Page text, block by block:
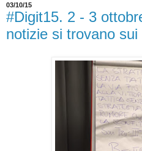
03/10/15
#Digit15. 2 - 3
notizie si trovano sui